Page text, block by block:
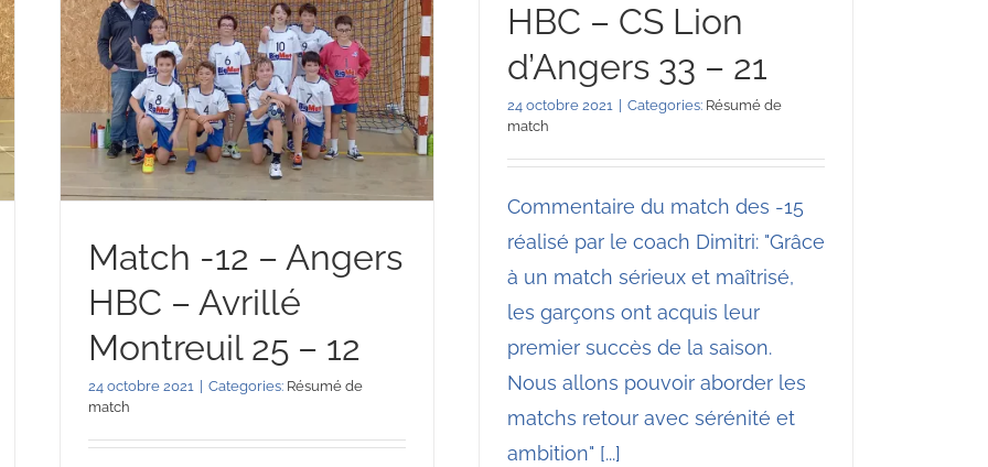
Match -12 – Angers
HBC – Avrillé
Montreuil 25 – 12
24 octobre 2021 Categories: Résumé de
match
HBC – CS Lion
d’Angers 33 – 21
24 octobre 2021 Categories: Résumé de
match
Commentaire du match des -15
réalisé par le coach Dimitri: "Grâce
à un match sérieux et maîtrisé,
les garçons ont acquis leur
premier succès de la saison.
Nous allons pouvoir aborder les
matchs retour avec sérénité et
ambition" [...]